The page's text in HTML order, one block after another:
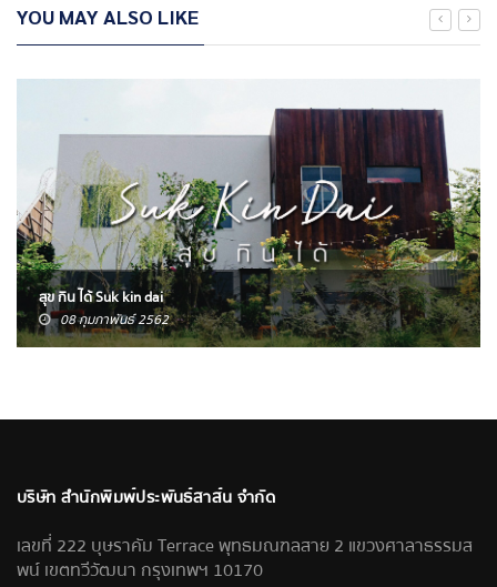
YOU MAY ALSO LIKE
สุข กิน ได้ Suk kin dai
08 กุมภาพันธ์ 2562
บริษัท สำนักพิมพ์ประพันธ์สาส์น จำกัด
เลขที่ 222 บุษราคัม Terrace พุทธมณฑลสาย 2 แขวงศาลาธรรมส
พน์ เขตทวีวัฒนา กรุงเทพฯ 10170